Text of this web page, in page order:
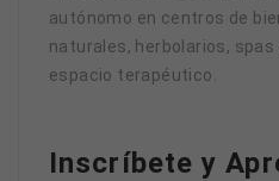
autónomo en centros de
naturales, herbolarios, spas
espacio terapéutico.
Inscríbete y